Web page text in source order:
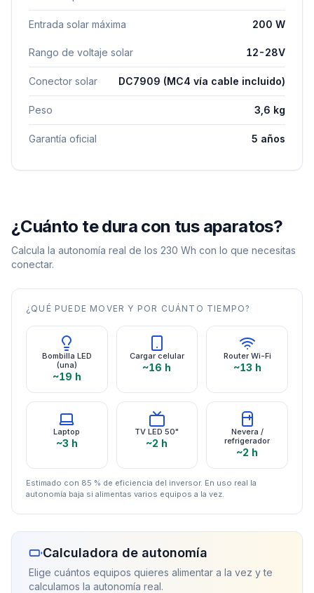
Entrada solar máxima 200 W
Rango de voltaje solar 12-28V
Conector solar DC7909 (MC4 vía cable incluido)
Peso 3,6 kg
Garantía oficial 5 años
¿Cuánto te dura con tus aparatos?
Calcula la autonomía real de los 230 Wh con lo que necesitas
conectar.
¿QUÉ PUEDE MOVER Y POR CUÁNTO TIEMPO?
Bombilla LED
(una)
~19 h
Cargar celular
~16 h
Router Wi-Fi
~13 h
Laptop
~3 h
TV LED 50"
~2 h
Nevera /
refrigerador
~2 h
Estimado con 85 % de eficiencia del inversor. En uso real la
autonomía baja si alimentas varios equipos a la vez.
Calculadora de autonomía
Elige cuántos equipos quieres alimentar a la vez y te
calculamos la autonomía real.